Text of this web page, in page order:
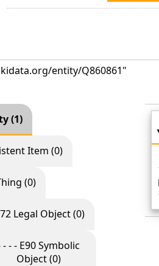
entity/Q860861"
(1)
Item (0)
(0)
E72 Legal Object (0)
Object (0)